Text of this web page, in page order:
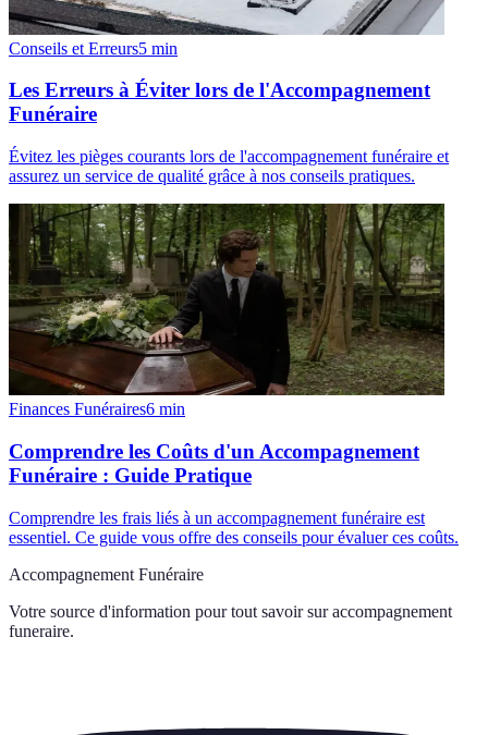
Conseils et Erreurs5 min
Les Erreurs à Éviter lors de l'Accompagnement
Funéraire
Évitez les pièges courants lors de l'accompagnement funéraire et
assurez un service de qualité grâce à nos conseils pratiques.
Finances Funéraires6 min
Comprendre les Coûts d'un Accompagnement
Funéraire : Guide Pratique
Comprendre les frais liés à un accompagnement funéraire est
essentiel. Ce guide vous offre des conseils pour évaluer ces coûts.
Accompagnement Funéraire
Votre source d'information pour tout savoir sur accompagnement
funeraire.